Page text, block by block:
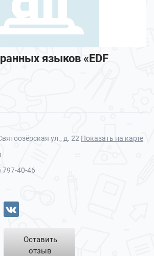
языков «EDF
ул., д. 22 Показать на карте
797-40-46
Оставить
отзыв